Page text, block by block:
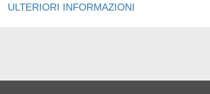
ULTERIORI INFORMAZIONI